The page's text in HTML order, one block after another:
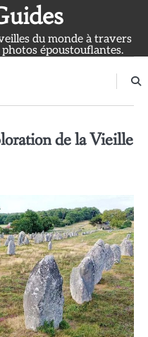
du monde à travers
époustouflantes.
de la Vieille